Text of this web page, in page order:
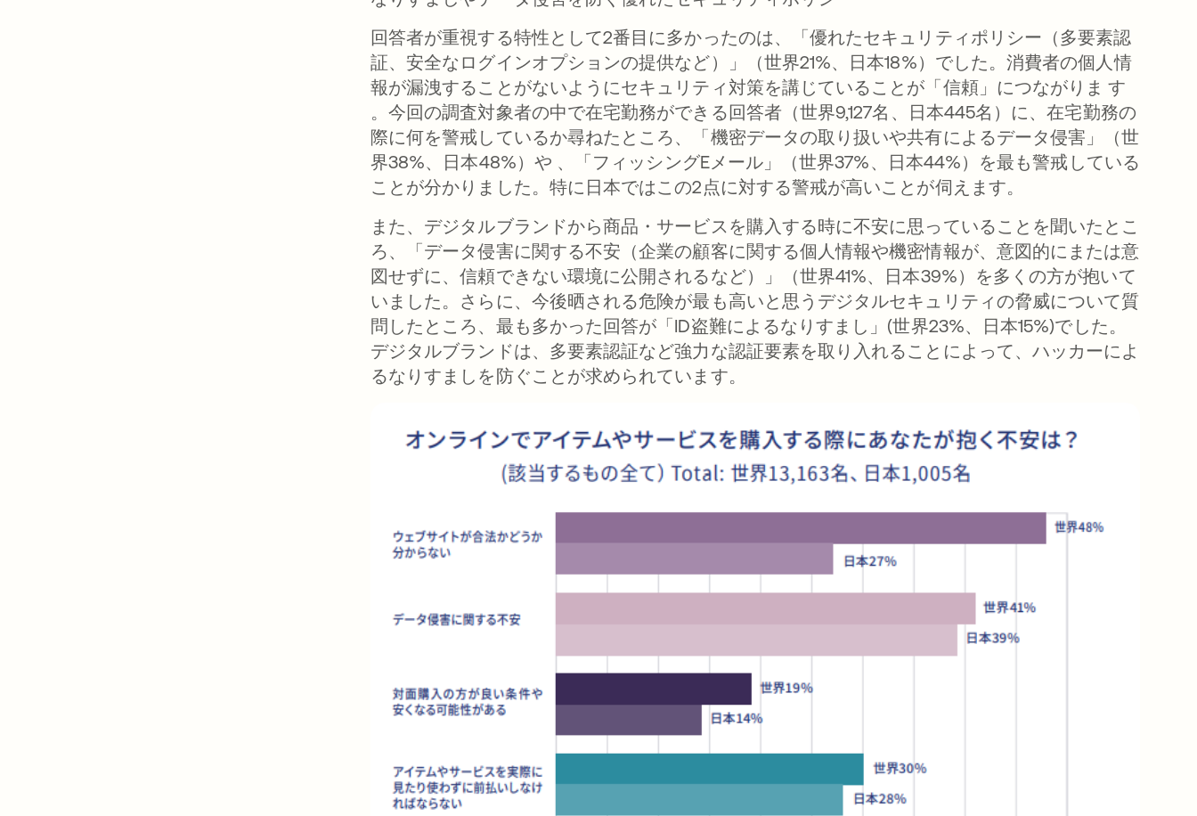
回答者が重視する特性として2番目に多かったのは、「優れたセキュリティポリシー（多要素認
証、安全なログインオプションの提供など）」（世界21%、日本18%）でした。消費者の個人情
報が漏洩することがないようにセキュリティ対策を講じていることが「信頼」につながりま す
。今回の調査対象者の中で在宅勤務ができる回答者（世界9,127名、日本445名）に、在宅勤務の
際に何を警戒しているか尋ねたところ、「機密データの取り扱いや共有によるデータ侵害」（世
界38%、日本48%）や 、「フィッシングEメール」（世界37%、日本44%）を最も警戒している
ことが分かりました。特に日本ではこの2点に対する警戒が高いことが伺えます。
また、デジタルブランドから商品・サービスを購入する時に不安に思っていることを聞いたとこ
ろ、「データ侵害に関する不安（企業の顧客に関する個人情報や機密情報が、意図的にまたは意
図せずに、信頼できない環境に公開されるなど）」（世界41%、日本39%）を多くの方が抱いて
いました。さらに、今後晒される危険が最も高いと思うデジタルセキュリティの脅威について質
問したところ、最も多かった回答が「ID盗難によるなりすまし」(世界23%、日本15%)でした。
デジタルブランドは、多要素認証など強力な認証要素を取り入れることによって、ハッカーによ
るなりすましを防ぐことが求められています。